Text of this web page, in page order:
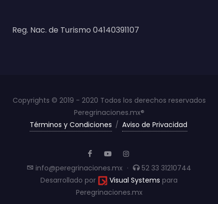
Reg. Nac. de Turismo 04140391107
Copyrights © 2019 - 2020 Todos los derechos reservados
Peregrinaciones.mx®
Términos y Condiciones / Aviso de Privacidad
info@peregrinaciones.mx ·
52 33 31210744
Desarrollado por
Visual Systems para
Peregrinaciones.mx